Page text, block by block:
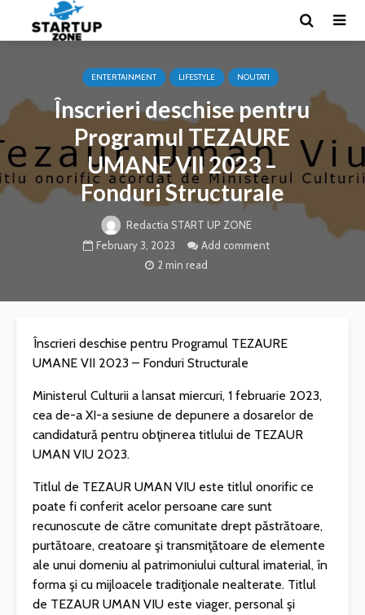
ENTERTAINMENT LIFESTYLE NOUTATI
Înscrieri deschise pentru
Programul TEZAURE
UMANE VII 2023 –
Fonduri Structurale
Redactia START UP ZONE
February 3, 2023
Add comment
2 min read
Înscrieri deschise pentru Programul TEZAURE
UMANE VII 2023 – Fonduri Structurale
Ministerul Culturii a lansat miercuri, 1 februarie 2023,
cea de-a XI-a sesiune de depunere a dosarelor de
candidatură pentru obţinerea titlului de TEZAUR
UMAN VIU 2023.
Titlul de TEZAUR UMAN VIU este titlul onorific ce
poate fi conferit acelor persoane care sunt
recunoscute de către comunitate drept păstrătoare,
purtătoare, creatoare şi transmiţătoare de elemente
ale unui domeniu al patrimoniului cultural imaterial, în
forma şi cu mijloacele tradiţionale nealterate. Titlul
de TEZAUR UMAN VIU este viager, personal şi